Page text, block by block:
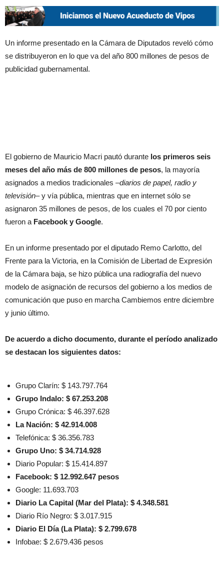
Un informe presentado en la Cámara de Diputados reveló cómo
se distribuyeron en lo que va del año 800 millones de pesos de
publicidad gubernamental.
El gobierno de Mauricio Macri pautó durante los primeros seis
meses del año más de 800 millones de pesos, la mayoría
asignados a medios tradicionales –diarios de papel, radio y
televisión– y vía pública, mientras que en internet sólo se
asignaron 35 millones de pesos, de los cuales el 70 por ciento
fueron a Facebook y Google.
En un informe presentado por el diputado Remo Carlotto, del
Frente para la Victoria, en la Comisión de Libertad de Expresión
de la Cámara baja, se hizo pública una radiografía del nuevo
modelo de asignación de recursos del gobierno a los medios de
comunicación que puso en marcha Cambiemos entre diciembre
y junio último.
De acuerdo a dicho documento, durante el período analizado
se destacan los siguientes datos:
Grupo Clarín: $ 143.797.764
Grupo Indalo: $ 67.253.208
Grupo Crónica: $ 46.397.628
La Nación: $ 42.914.008
Telefónica: $ 36.356.783
Grupo Uno: $ 34.714.928
Diario Popular: $ 15.414.897
Facebook: $ 12.992.647 pesos
Google: 11.693.703
Diario La Capital (Mar del Plata): $ 4.348.581
Diario Río Negro: $ 3.017.915
Diario El Día (La Plata): $ 2.799.678
Infobae: $ 2.679.436 pesos